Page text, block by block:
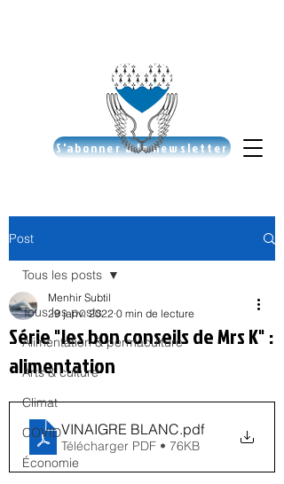
S'abonner à la newsletter
Post
Tous les posts
Alimentation & permaculture
Arts & culture
Climat
COVID
Économie
Tous les posts
Série "les bon conseils de Mrs K" :
alimentation
Menhir Subtil
29 janv. 2022 0 min de lecture
VINAIGRE BLANC.pdf
Télécharger PDF • 76KB